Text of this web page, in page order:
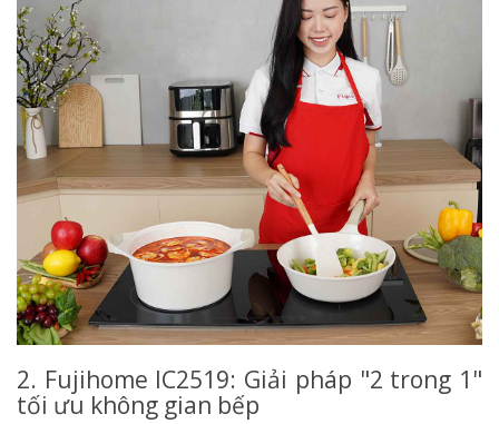
2. Fujihome IC2519: Giải pháp "2 trong 1"
tối ưu không gian bếp